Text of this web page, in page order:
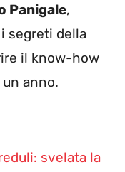
Panigale,
segreti della
il know-how
anno.
svelata la